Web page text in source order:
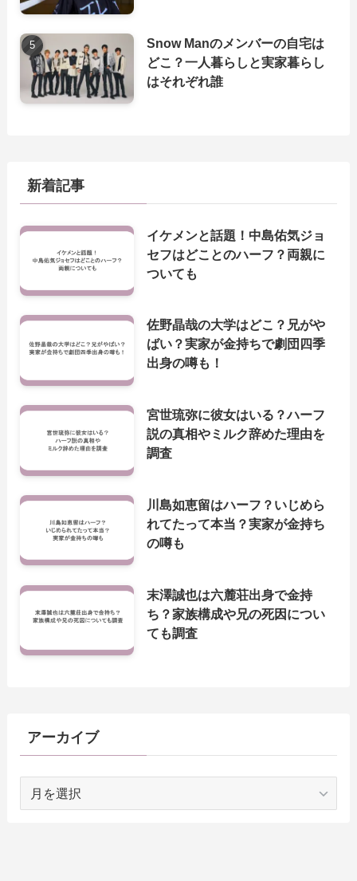
Snow Manのメンバーの自宅は
どこ？一人暮らしと実家暮らし
はそれぞれ誰
新着記事
イケメンと話題！中島佑気ジョ
セフはどことのハーフ？両親に
ついても
佐野晶哉の大学はどこ？兄がや
ばい？実家が金持ちで劇団四季
出身の噂も！
宮世琉弥に彼女はいる？ハーフ
説の真相やミルク辞めた理由を
調査
川島如恵留はハーフ？いじめら
れてたって本当？実家が金持ち
の噂も
末澤誠也は六麓荘出身で金持
ち？家族構成や兄の死因につい
ても調査
アーカイブ